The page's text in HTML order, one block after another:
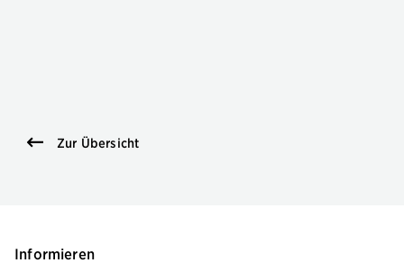
Zur Übersicht
Informieren